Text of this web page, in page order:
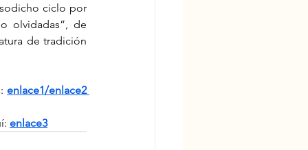
ciclo por
olvidadas”, de
de tradición
enlace1/enlace2
enlace3